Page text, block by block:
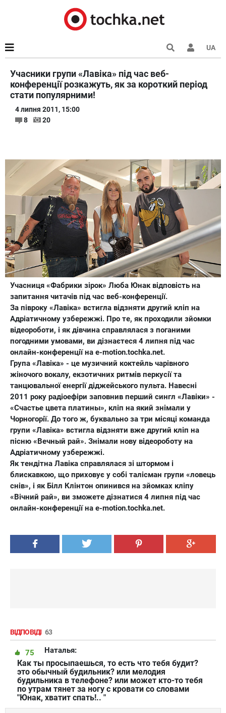
UA
Учасники групи «Лавіка» під час веб-
конференції розкажуть, як за короткий період
стати популярними!
4 липня 2011, 15:00
8
20
Учасниця «Фабрики зірок» Люба Юнак відповість на
запитання читачів під час веб-конференції.
За півроку «Лавіка» встигла відзняти другий кліп на
Адріатичному узбережжі. Про те, як проходили зйомки
відеороботи, і як дівчина справлялася з поганими
погодними умовами, ви дізнаєтеся 4 липня під час
онлайн-конференції на e-motion.tochka.net.
Група «Лавіка» - це музичний коктейль чарівного
жіночого вокалу, екзотичних ритмів перкусії та
танцювальної енергії діджейського пульта. Навесні
2011 року радіоефіри заповнив перший сингл «Лавіки» -
«Счастье цвета платины», кліп на який знімали у
Чорногорії. До того ж, буквально за три місяці команда
групи «Лавіка» встигла відзняти вже другий кліп на
пісню «Вечный рай». Знімали нову відеороботу на
Адріатичному узбережжі.
Як тендітна Лавіка справлялася зі штормом і
блискавкою, що приховує у собі талісман групи «ловець
снів», і як Білл Клінтон опинився на зйомках кліпу
«Вічний рай», ви зможете дізнатися 4 липня під час
онлайн-конференції на e-motion.tochka.net.
ВІДПОВІДІ 63
Наталья:
75
Как ты просыпаешься, то есть что тебя будит?
это обычный будильник? или мелодия
будильника в телефоне? или может кто-то тебя
по утрам тянет за ногу с кровати со словами
"Юнак, хватит спать!.. "